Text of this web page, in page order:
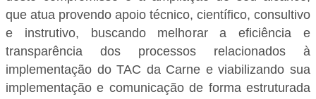
que atua provendo apoio técnico, científico, consultivo
e instrutivo, buscando melhorar a eficiência e
transparência dos processos relacionados à
implementação do TAC da Carne e viabilizando sua
implementação e comunicação de forma estruturada